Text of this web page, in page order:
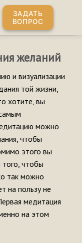
ЗАДАТЬ
ВОПРОС
желаний
и визуализации
той жизни,
хотите, вы
можно
чтобы
этого вы
чтобы
так можно
на пользу не
медитация
на этом